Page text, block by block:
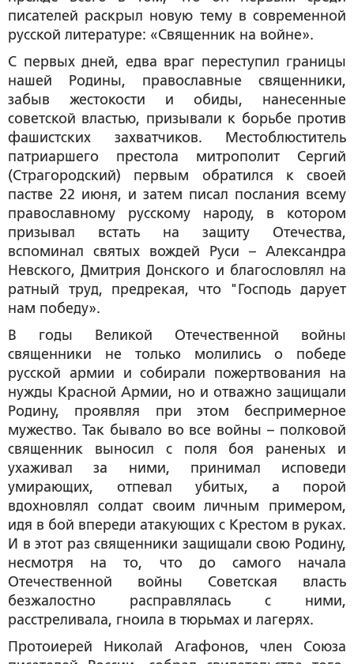
писателей раскрыл новую тему в современной
русской литературе: «Священник на войне».
С первых дней, едва враг переступил границы
нашей Родины, православные священники,
забыв жестокости и обиды, нанесенные
советской властью, призывали к борьбе против
фашистских захватчиков. Местоблюститель
патриаршего престола митрополит Сергий
(Страгородский) первым обратился к своей
пастве 22 июня, и затем писал послания всему
православному русскому народу, в котором
призывал встать на защиту Отечества,
вспоминал святых вождей Руси – Александра
Невского, Дмитрия Донского и благословлял на
ратный труд, предрекая, что "Господь дарует
нам победу».
В годы Великой Отечественной войны
священники не только молились о победе
русской армии и собирали пожертвования на
нужды Красной Армии, но и отважно защищали
Родину, проявляя при этом беспримерное
мужество. Так бывало во все войны – полковой
священник выносил с поля боя раненых и
ухаживал за ними, принимал исповеди
умирающих, отпевал убитых, а порой
вдохновлял солдат своим личным примером,
идя в бой впереди атакующих с Крестом в руках.
И в этот раз священники защищали свою Родину,
несмотря на то, что до самого начала
Отечественной войны Советская власть
безжалостно расправлялась с ними,
расстреливала, гноила в тюрьмах и лагерях.
Протоиерей Николай Агафонов, член Союза